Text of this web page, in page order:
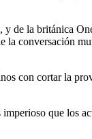
de la británica
conversación
con cortar la
que los